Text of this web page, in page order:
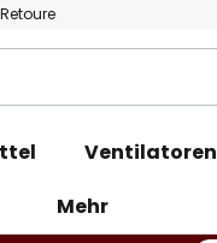
Ventilatoren
Mehr